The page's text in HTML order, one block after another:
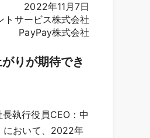
2022年11月7日
トサービス株式会社
PayPay株式会社
りが期待でき
執行役員CEO：中
において、2022年